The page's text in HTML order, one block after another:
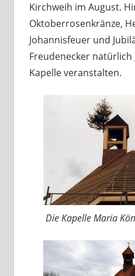
Kirchweih im August.
Oktoberrosenkränze,
Johannisfeuer und
Freudenecker
Kapelle veranstalten.
Die Kapelle Maria